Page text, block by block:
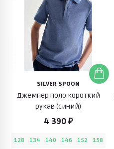
SILVER SPOON
Джемпер поло короткий
рукав (синий)
4 390 ₽
128 134 140 146 152 158